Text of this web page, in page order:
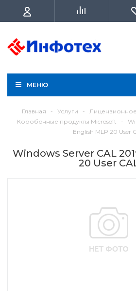
МЕНЮ
Главная - Услуги -
Коробочные продукты Microsoft
-
English MLP 20 User
Windows Server CAL
20 User